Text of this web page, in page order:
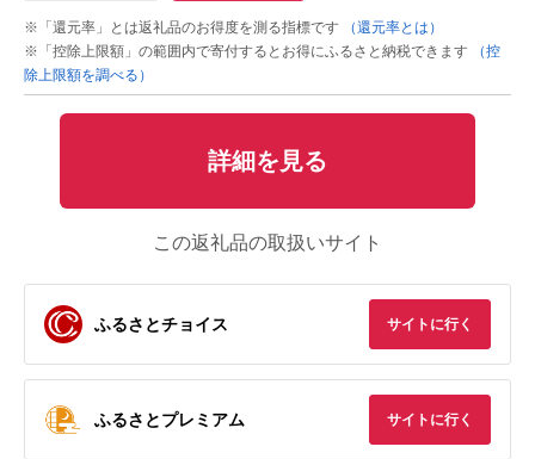
※「還元率」とは返礼品のお得度を測る指標です
（還元率とは）
※「控除上限額」の範囲内で寄付するとお得にふるさと納税できます
（控
除上限額を調べる）
詳細を見る
この返礼品の取扱いサイト
ふるさとチョイス サイトに行く
ふるさとプレミアム サイトに行く